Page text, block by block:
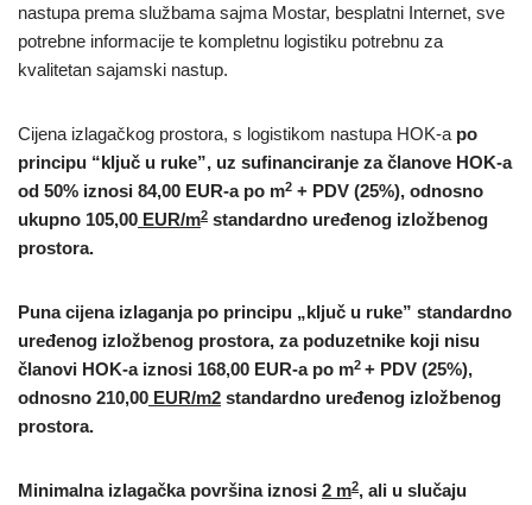
nastupa prema službama sajma Mostar, besplatni Internet, sve
potrebne informacije te kompletnu logistiku potrebnu za
kvalitetan sajamski nastup.
Cijena izlagačkog prostora, s logistikom nastupa HOK-a po
principu “ključ u ruke”, uz sufinanciranje za članove HOK-a
od 50% iznosi 84,00 EUR-a po m2 + PDV (25%), odnosno
ukupno 105,00 EUR/m2 standardno uređenog izložbenog
prostora.
Puna cijena izlaganja po principu „ključ u ruke” standardno
uređenog izložbenog prostora, za poduzetnike koji nisu
članovi HOK-a iznosi 168,00 EUR-a po m2 + PDV (25%),
odnosno 210,00 EUR/m2 standardno uređenog izložbenog
prostora.
Minimalna izlagačka površina iznosi 2 m2, ali u slučaju